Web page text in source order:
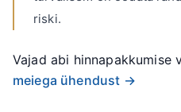
riski.
Vajad abi hinnapakkumise
meiega ühendust →